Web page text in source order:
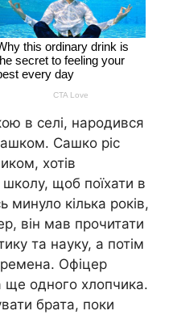
в селі, наpoдився
Сашко ріс
хотів
щоб поїхати в
минуло кілька років,
він мав прочитати
та науку, а потім
Офіцер
ще одного хлопчика.
брата, поки